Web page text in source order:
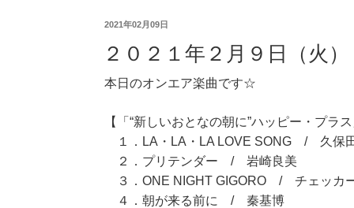
2021年02月09日
２０２１年２月９日（火）
本日のオンエア楽曲です☆
【「“新しいおとなの朝に”ハッピー・プラ
１．LA・LA・LA LOVE SONG / 久保
２．プリテンダー / 岩崎良美
３．ONE NIGHT GIGORO / チェッカ
４．朝が来る前に / 秦基博